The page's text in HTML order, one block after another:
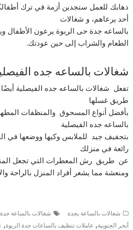
ذهابك للعمل ستجدين أزمة في ترك
أحد يرعاهم، و شغالات
بالساعه جدة حى الربوة يرعون الأطفال
الطعام والشراب إلى حين عودتك.
شغالات بالساعه جده
تفعل شغالات بالساعه جده الفيصلية
طريق غسلها
بأفضل أنواع المسحوق والمنظفات
بالساعه جده الفيصلية
بتجفيف جيد للملابس وكيها ووضعها في
رائعة في منزلك
عن طريق رش المعطرات التي تجعل
ومنعشة مما يشعر أفراد المنزل بالراحة
شغالات بالساعة بجدة شغالات بالساعة
أبحر الجنوبية, عاملات تنظيف بالساعات جدة الربوة,